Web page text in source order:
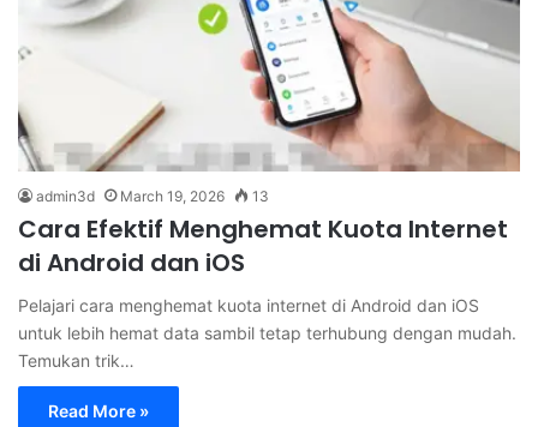
admin3d March 19, 2026 13
Cara Efektif Menghemat Kuota Internet
di Android dan iOS
Pelajari cara menghemat kuota internet di Android dan iOS
untuk lebih hemat data sambil tetap terhubung dengan mudah.
Temukan trik…
Read More »